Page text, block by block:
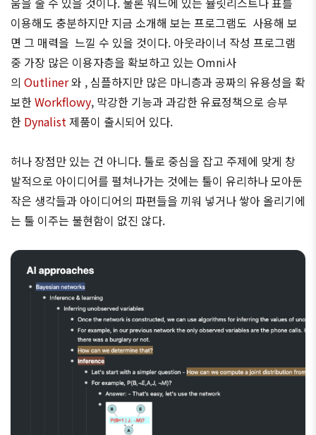
이용해도 충분하지만 지금 소개해 보는 프로그램도 사용해 보
면 그 매력을 느낄 수 있을 것이다. 아웃라이너 작성 프로그램
중 가장 많은 이용자층을 확보하고 있는 Omni사
의 Outliner와 , 심플하지만 많은 마니층과 공짜의 유용성을 확
보한Workflowy, 막강한 기능과 과감한 유료정책으로 승부
한 Dynalist제품이 출시되어 있다.
허나 장점만 있는 건 아니다. 툴로 중심을 잡고 주제에 맞게 창
발적으로 아이디어를 펼쳐나가는 것에는 툴이 유리하나 모아둔
작은 생각들과 아이디어의 파편들을 끼워 넣거나 쌓아 올리기에
는 툴 이주는 불현함이 없진 않다.